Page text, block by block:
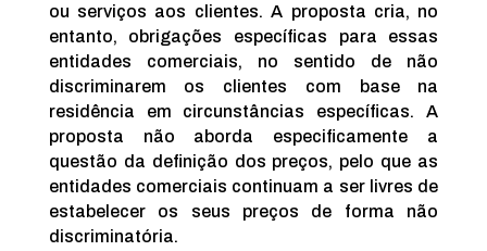
ou serviços aos clientes. A proposta cria, no
entanto, obrigações específicas para essas
entidades comerciais, no sentido de não
discriminarem os clientes com base na
residência em circunstâncias específicas. A
proposta não aborda especificamente a
questão da definição dos preços, pelo que as
entidades comerciais continuam a ser livres de
estabelecer os seus preços de forma não
discriminatória.